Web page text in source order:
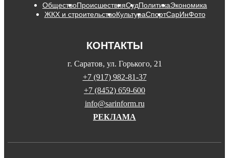
ОбществоПроисшествияСудПолитикаЭкономика
ЖКХ и строительствоКультураСпортСарИнФото
КОНТАКТЫ
г. Саратов, ул. Горького, 21
+7 (917) 982-81-37
+7 (8452) 659-600
info@sarinform.ru
РЕКЛАМА